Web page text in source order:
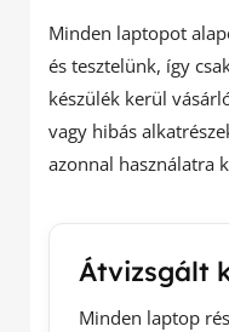
Minden laptopot
és tesztelünk, így
készülék kerül
vagy hibás
azonnal használatra
Átvizsgált
Minden laptop